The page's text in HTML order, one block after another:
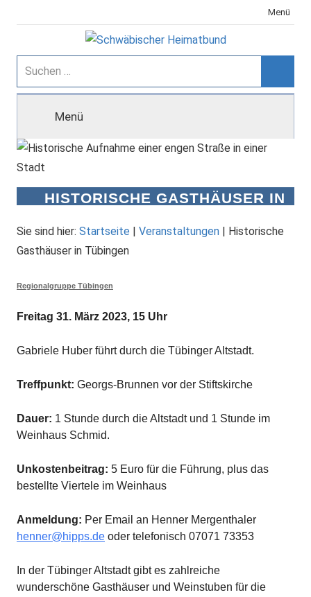
Inhalt
Menü
Schwäbischer
Heimatbund
Suchen
nach:
Menü
HISTORISCHE GASTHÄUSER IN
Sie sind hier: Startseite | Veranstaltungen | Historische
Gasthäuser in Tübingen
Regionalgruppe Tübingen
Freitag 31. März 2023, 15 Uhr
Gabriele Huber führt durch die Tübinger Altstadt.
Treffpunkt: Georgs-Brunnen vor der Stiftskirche
Dauer: 1 Stunde durch die Altstadt und 1 Stunde im
Weinhaus Schmid.
Unkostenbeitrag: 5 Euro für die Führung, plus das
bestellte Viertele im Weinhaus
Anmeldung: Per Email an Henner Mergenthaler
henner@hipps.de oder telefonisch 07071 73353
In der Tübinger Altstadt gibt es zahlreiche
wunderschöne Gasthäuser und Weinstuben für die